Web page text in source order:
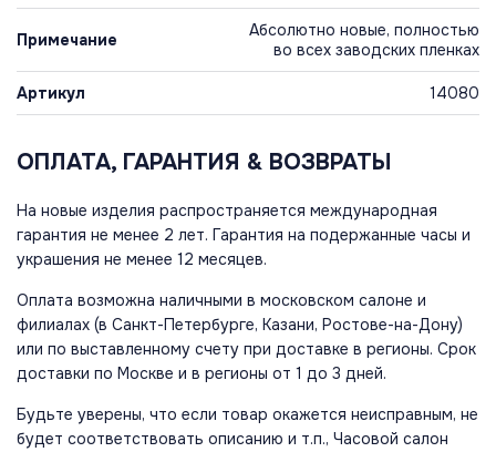
Примечание
Абсолютно новые, полностью
во всех заводских пленках
Артикул 14080
ОПЛАТА, ГАРАНТИЯ & ВОЗВРАТЫ
На новые изделия распространяется международная
гарантия не менее 2 лет. Гарантия на подержанные часы и
украшения не менее 12 месяцев.
Оплата возможна наличными в московском салоне и
филиалах (в Санкт-Петербурге, Казани, Ростове-на-Дону)
или по выставленному счету при доставке в регионы. Срок
доставки по Москве и в регионы от 1 до 3 дней.
Будьте уверены, что если товар окажется неисправным, не
будет соответствовать описанию и т.п., Часовой салон